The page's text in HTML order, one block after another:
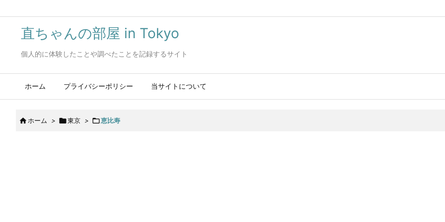
直ちゃんの部屋 in Tokyo
個人的に体験したことや調べたことを記録するサイト
ホーム プライバシーポリシー 当サイトについて
 ホーム > 東京 > 恵比寿